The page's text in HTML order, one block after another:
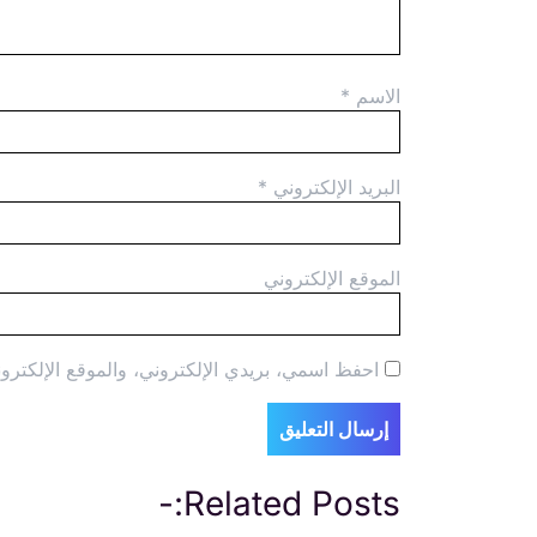
الاسم *
البريد الإلكتروني *
الموقع الإلكتروني
احفظ اسمي، بريدي الإلكتروني، والموقع
Related Posts:-